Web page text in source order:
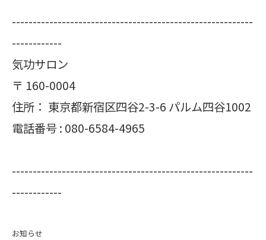
----------------------------------------------------------
------------
気功サロン
〒 160-0004
住所： 東京都新宿区四谷2-3-6 パルム四谷1002
電話番号 : 080-6584-4965
----------------------------------------------------------
------------
お知らせ